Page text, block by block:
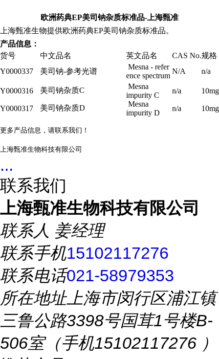
欧洲药典EP美司钠杂质标准品-上海甄准
上海甄准生物提供欧洲药典EP美司钠杂质标准品。
产品信息：
货号
中文品名 英文品名 CAS No.规格
Y0000337
美司钠-参考光谱
Mesna - refer
ence spectrum
N/A n/a
Y0000316 美司钠杂质C
Mesna
impurity C
n/a 10mg
Y0000317 美司钠杂质D
Mesna
impurity D
n/a 10mg
更多产品信息，请联系我们！
上海甄准生物科技有限公司
...
联系我们
上海甄准生物科技有限公司
联系人 姜经理
联系手机15102117276
联系电话021-58979353
所在地址上海市闵行区浦江镇
三鲁公路3398号国茸1号楼B-
506室（手机15102117276 ）